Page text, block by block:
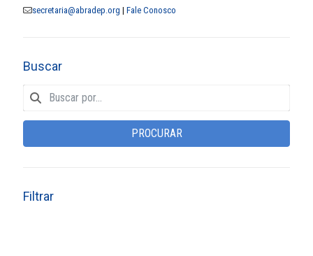
secretaria@abradep.org | Fale Conosco
Buscar
PROCURAR
Filtrar